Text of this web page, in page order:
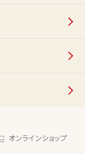
オンラインショップ